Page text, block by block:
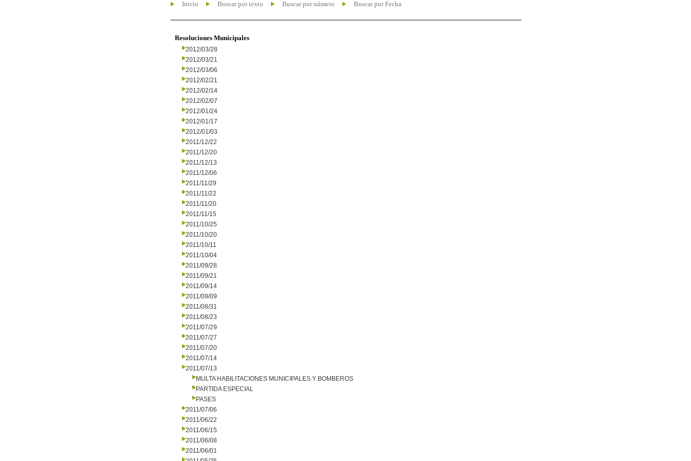
Inicio Buscar por texto Buscar por número Buscar por Fecha
Resoluciones Municipales
2012/03/28
2012/03/21
2012/03/06
2012/02/21
2012/02/14
2012/02/07
2012/01/24
2012/01/17
2012/01/03
2011/12/22
2011/12/20
2011/12/13
2011/12/06
2011/11/29
2011/11/22
2011/11/20
2011/11/15
2011/10/25
2011/10/20
2011/10/11
2011/10/04
2011/09/28
2011/09/21
2011/09/14
2011/09/09
2011/08/31
2011/08/23
2011/07/29
2011/07/27
2011/07/20
2011/07/14
2011/07/13
MULTA HABILITACIONES MUNICIPALES Y BOMBEROS
PARTIDA ESPECIAL
PASES
2011/07/06
2011/06/22
2011/06/15
2011/06/08
2011/06/01